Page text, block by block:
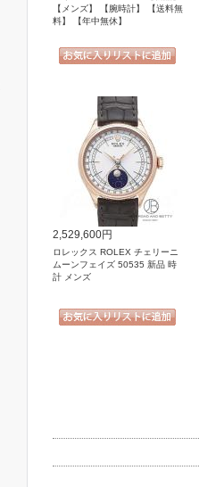
【メンズ】 【腕時計】 【送料無
料】 【年中無休】
2,529,600円
ロレックス ROLEX チェリーニ
ムーンフェイズ 50535 新品 時
計 メンズ